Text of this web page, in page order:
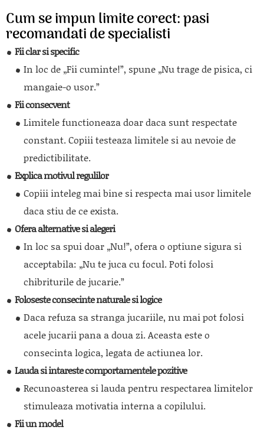
Cum se impun limite corect: pasi
recomandati de specialisti
Fii clar si specific
In loc de „Fii cuminte!”, spune „Nu trage de pisica, ci
mangaie-o usor.”
Fii consecvent
Limitele functioneaza doar daca sunt respectate
constant. Copiii testeaza limitele si au nevoie de
predictibilitate.
Explica motivul regulilor
Copiii inteleg mai bine si respecta mai usor limitele
daca stiu de ce exista.
Ofera alternative si alegeri
In loc sa spui doar „Nu!”, ofera o optiune sigura si
acceptabila: „Nu te juca cu focul. Poti folosi
chibriturile de jucarie.”
Foloseste consecinte naturale si logice
Daca refuza sa stranga jucariile, nu mai pot folosi
acele jucarii pana a doua zi. Aceasta este o
consecinta logica, legata de actiunea lor.
Lauda si intareste comportamentele pozitive
Recunoasterea si lauda pentru respectarea limitelor
stimuleaza motivatia interna a copilului.
Fii un model